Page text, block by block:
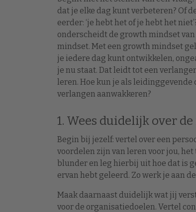
dat je elke dag kunt verbeteren? Of
eerder: ‘je hebt het of je hebt het
onderscheidt de growth mindset
mindset. Met een growth mindset
je iedere dag kunt ontwikkelen,
je nu staat. Dat leidt tot een
leren. Hoe kun je als leidinggevende
verlangen aanwakkeren?
1. Wees duidelijk over
Begin bij jezelf: vertel over een
voordelen zijn van leren voor jou,
blunder en leg hierbij uit hoe dat is
ervan hebt geleerd. Zo werk je aan
Maak daarnaast duidelijk wat jij
voor de organisatiedoelen. Vertel